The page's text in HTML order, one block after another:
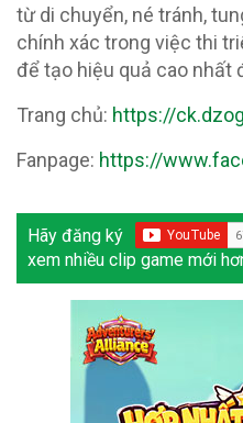
từ di chuyển, né tránh,
chính xác trong việc thi
để tạo hiệu quả cao nhất
Trang chủ: https://
Fanpage: https://
Hãy đăng ký
xem nhiều clip game mới